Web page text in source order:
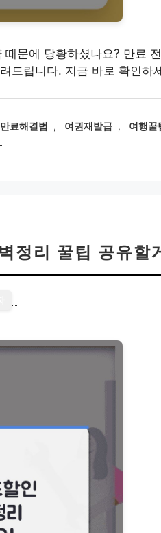
문에 당황하셨나요? 만료
드립니다. 지금 바로 확인하
료해결법 , 여권재발급 , 여행꿀
정리 꿀팁 공유할